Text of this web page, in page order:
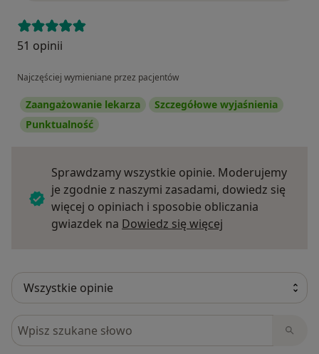
51 opinii
Najczęściej wymieniane przez pacjentów
Zaangażowanie lekarza
Szczegółowe wyjaśnienia
Punktualność
Sprawdzamy wszystkie opinie. Moderujemy
je zgodnie z naszymi zasadami, dowiedz się
więcej o opiniach i sposobie obliczania
gwiazdek na Dowiedz się więcej
Szukaj w opiniach